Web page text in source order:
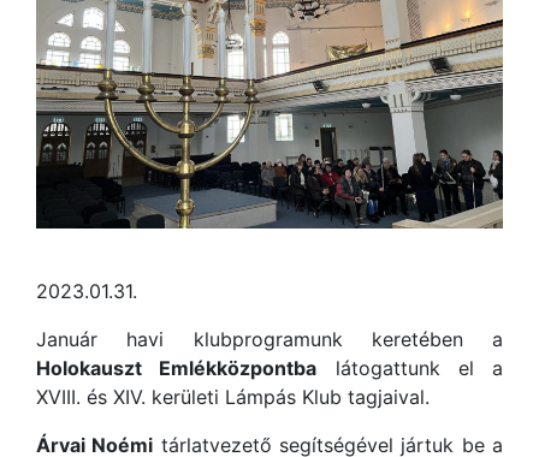
2023.01.31.
Január havi klubprogramunk keretében a
Holokauszt Emlékközpontba látogattunk el a
XVIII. és XIV. kerületi Lámpás Klub tagjaival.
Árvai Noémi tárlatvezető segítségével jártuk be a